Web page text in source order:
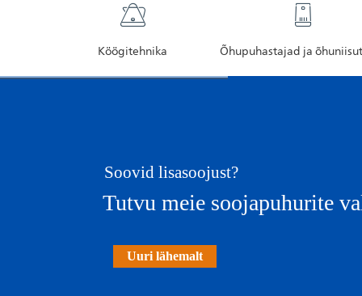
Köögitehnika Õhupuhastajad ja
Uuri lähemalt
Tutvu meie soojapuhurite
Soovid lisasoojust?